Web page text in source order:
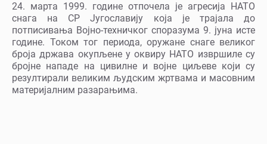
24. марта 1999. године отпочела је агресија НАТО
снага на СР Југославију која је трајала до
потписивања Војно-техничког споразума 9. јуна исте
године. Током тог периода, оружане снаге великог
броја држава окупљене у оквиру НАТО извршиле су
бројне нападе на цивилне и војне циљеве који су
резултирали великим људским жртвама и масовним
материјалним разарањима.